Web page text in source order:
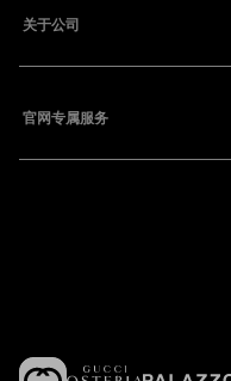
关于公司
官网专属服务